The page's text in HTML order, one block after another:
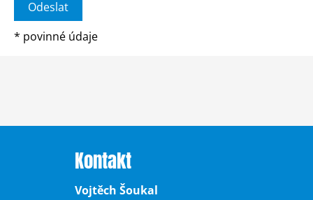
* povinné údaje
Kontakt
Vojtěch Šoukal